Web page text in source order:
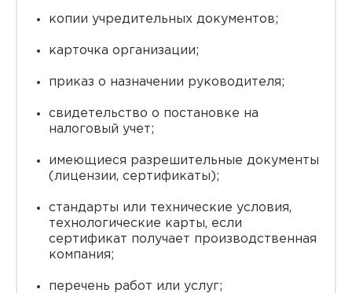
копии учредительных документов;
карточка организации;
приказ о назначении руководителя;
свидетельство о постановке на
налоговый учет;
имеющиеся разрешительные документы
(лицензии, сертификаты);
стандарты или технические условия,
технологические карты, если
сертификат получает производственная
компания;
перечень работ или услуг;